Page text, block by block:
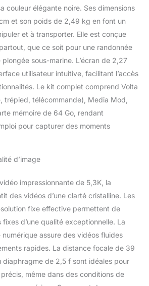
HyperSmooth 6.0 et le
Bluetooth sans fil étendu
pour améliorer ses
capacités. Image Sensor
vous offre une toile extra
large pour votre créativité
et d'horizon à chaque
prise de vue. Zoomez,
recadrez, ajustez les
rapports d'aspect et plus
conservant les textures
séquences. Qualité
avec une vidéo 5,3K qui
vous donne plus de
résolution que la 4K et
incroyablement
supérieure à 1080p,
HERO12 Black capture
l'action avec des détails
d'image
couleur élégante noire. Ses dimensions
et son poids de 2,49 kg en font un
et à transporter. Elle est conçue
que ce soit pour une randonnée
sous-marine. L’écran de 2,27
utilisateur intuitive, facilitant l’accès
Le kit complet comprend Volta
trépied, télécommande), Media Mod,
mémoire de 64 Go, rendant
pour capturer des moments
d’image
impressionnante de 5,3K, la
des vidéos d’une clarté cristalline. Les
fixe effective permettent de
d’une qualité exceptionnelle. La
numérique assure des vidéos fluides
rapides. La distance focale de 39
diaphragme de 2,5 f sont idéales pour
même dans des conditions de